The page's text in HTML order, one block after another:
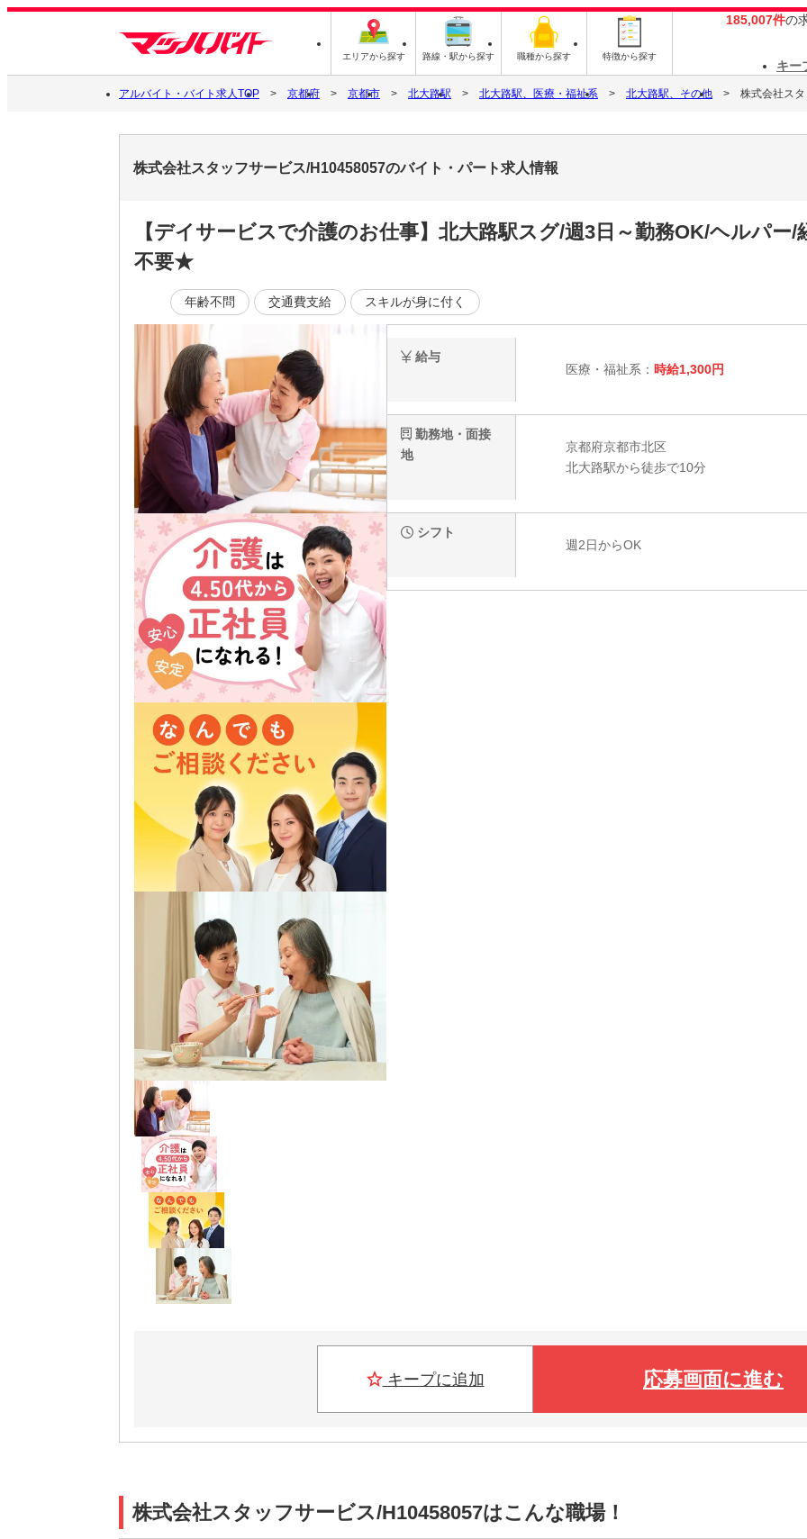
エリアから探す 路線・駅から探す 職種から探す 特徴から探す
185,007件の
キー
アルバイト・バイト求人TOP 京都府 京都市 北大路駅 北大路駅、医療・福祉系 北大路駅、その他 株式会社ス
株式会社スタッフサービス/H10458057のバイト・パート求人情報
【デイサービスで介護のお仕事】北大路駅スグ/週3日～勤務OK/ヘルパー/
不要★
年齢不問 交通費支給 スキルが身に付く
給与
医療・福祉系： 時給1,300円
勤務地・面接
地
京都府京都市北区
北大路駅から徒歩で10分
シフト
週2日からOK
キープに追加 応募画面に進む
株式会社スタッフサービス/H10458057はこんな職場！